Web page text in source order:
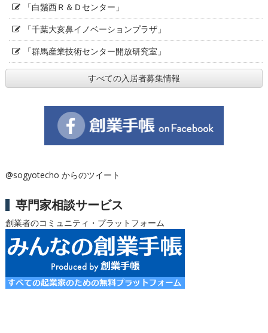
「白鬚西Ｒ＆Ｄセンター」
「千葉大亥鼻イノベーションプラザ」
「群馬産業技術センター開放研究室」
すべての入居者募集情報
@sogyotecho からのツイート
専門家相談サービス
創業者のコミュニティ・プラットフォーム